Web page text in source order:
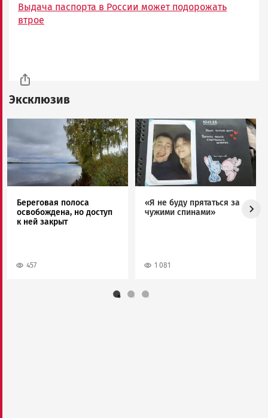
Выдача паспорта в России может подорожать
втрое
Эксклюзив
Береговая полоса
освобождена, но доступ
к ней закрыт
457
Image
«Я не буду прятаться за
чужими спинами»
1 081